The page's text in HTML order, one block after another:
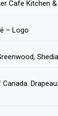
Cafe Kitchen &
– Logo